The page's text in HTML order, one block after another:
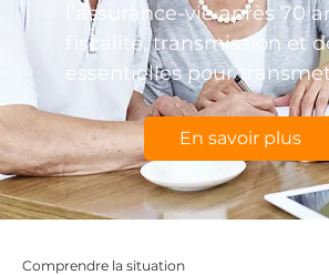
l’assurance-vie après 70
fiscalité, transmission et
essentielles pour
En savoir plus
Comprendre la situation